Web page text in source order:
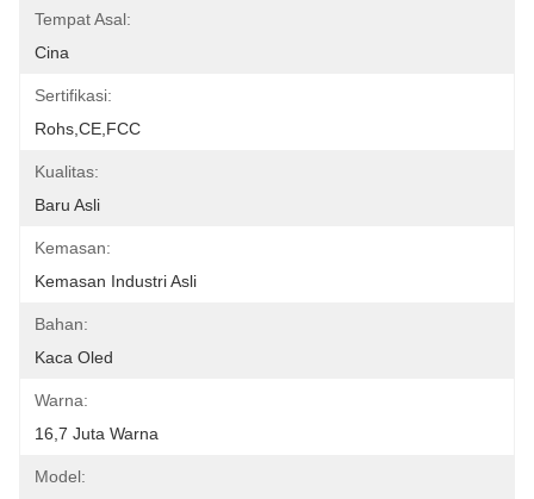
Tempat Asal:
Cina
Sertifikasi:
Rohs,CE,FCC
Kualitas:
Baru Asli
Kemasan:
Kemasan Industri Asli
Bahan:
Kaca Oled
Warna:
16,7 Juta Warna
Model: